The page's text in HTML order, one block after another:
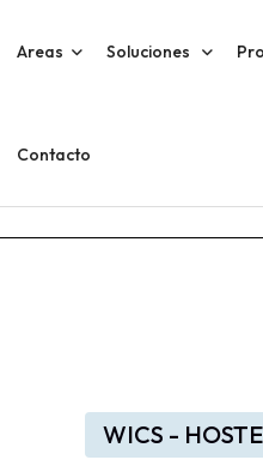
Areas Soluciones
Contacto
WICS -